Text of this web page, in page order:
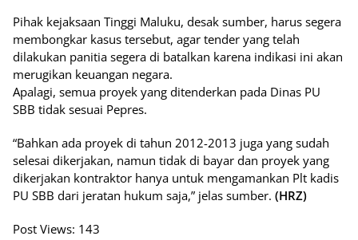
Pihak kejaksaan Tinggi Maluku, desak sumber, harus segera
membongkar kasus tersebut, agar tender yang telah
dilakukan panitia segera di batalkan karena indikasi ini akan
merugikan keuangan negara.
Apalagi, semua proyek yang ditenderkan pada Dinas PU
SBB tidak sesuai Pepres.
“Bahkan ada proyek di tahun 2012-2013 juga yang sudah
selesai dikerjakan, namun tidak di bayar dan proyek yang
dikerjakan kontraktor hanya untuk mengamankan Plt kadis
PU SBB dari jeratan hukum saja,” jelas sumber. (HRZ)
Post Views: 143